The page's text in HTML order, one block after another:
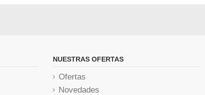
NUESTRAS OFERTAS
Ofertas
Novedades